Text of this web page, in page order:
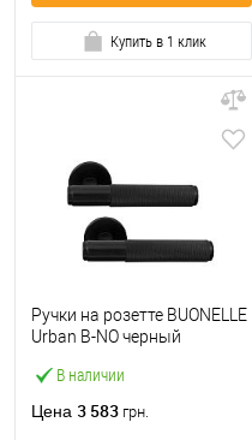
Купить в 1 клик
В наличии
Ручки на розетте BUONELLE
Urban B-NO черный
Цена 3 583 грн.